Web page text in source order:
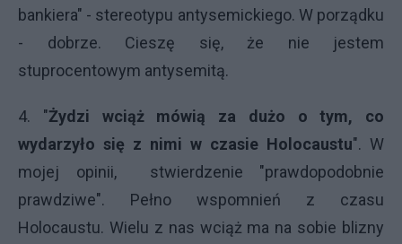
bankiera" - stereotypu antysemickiego. W porządku
- dobrze. Cieszę się, że nie jestem
stuprocentowym antysemitą.
4. "Żydzi wciąż mówią za dużo o tym, co
wydarzyło się z nimi w czasie Holocaustu". W
mojej opinii, stwierdzenie "prawdopodobnie
prawdziwe". Pełno wspomnień z czasu
Holocaustu. Wielu z nas wciąż ma na sobie blizny